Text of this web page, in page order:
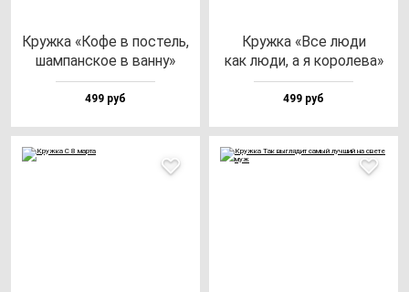
Круж­ка «Кофе в пос­тель,
шам­пан­ское в ван­ну»
499 руб
Круж­ка «Все лю­ди
как лю­ди, а я ко­ро­ле­ва»
499 руб